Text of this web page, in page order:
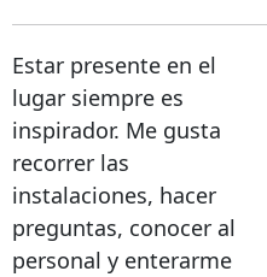
Estar presente en el
lugar siempre es
inspirador. Me gusta
recorrer las
instalaciones, hacer
preguntas, conocer al
personal y enterarme